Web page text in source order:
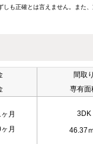
も正確とは言えません。また
間取り
専有面
月
月
3DK
46.37